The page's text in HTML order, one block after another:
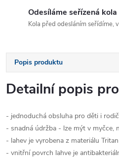
Odesíláme seřízená kola
Kola před odesláním seřídíme,
Popis produktu
Detailní popis
- jednoduchá obsluha pro děti i
- snadná údržba - lze mýt v myčce,
- lahev je vyrobena z materiálu
- vnitřní povrch lahve je